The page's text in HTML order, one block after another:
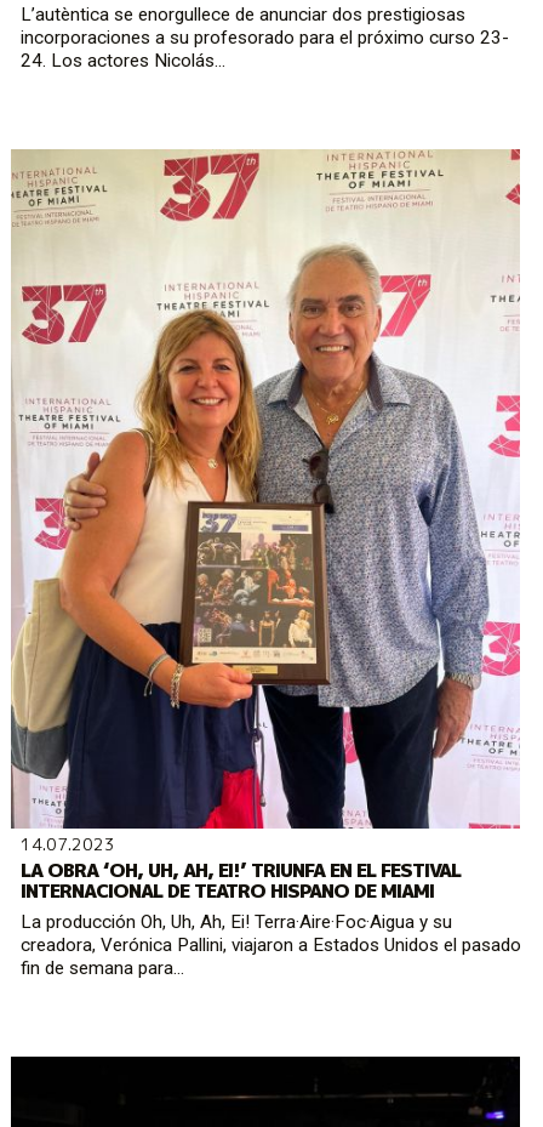
L’autèntica se enorgullece de anunciar dos prestigiosas
incorporaciones a su profesorado para el próximo curso 23-
24. Los actores Nicolás...
14.07.2023
LA OBRA ‘OH, UH, AH, EI!’ TRIUNFA EN EL FESTIVAL
INTERNACIONAL DE TEATRO HISPANO DE MIAMI
La producción Oh, Uh, Ah, Ei! Terra·Aire·Foc·Aigua y su
creadora, Verónica Pallini, viajaron a Estados Unidos el pasado
fin de semana para...